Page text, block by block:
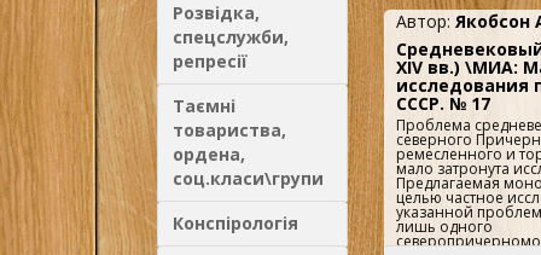
Розвідка,
спецслужби,
репресії
Таємні
товариства,
ордена,
соц.класи\групи
Конспірологія
Автор: Якобсон
XIV вв.) \МИА:
исследования
СССР. № 17
Проблема
северного
ремесленного и
мало затронута
Предлагаемая
целью частное
указанной
лишь одного